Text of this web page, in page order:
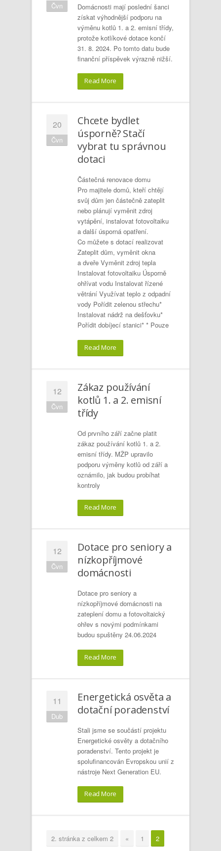
Čvn
Domácnosti mají poslední šanci
získat výhodnější podporu na
výměnu kotlů 1. a 2. emisní třídy,
protože kotlíkové dotace končí
31. 8. 2024. Po tomto datu bude
finanční příspěvek výrazně nižší.
Read More
20
Čvn
Chcete bydlet
úsporně? Stačí
vybrat tu správnou
dotaci
Částečná renovace domu
Pro majitele domů, kteří chtějí
svůj dům jen částečně zateplit
nebo plánují vyměnit zdroj
vytápění, instalovat fotovoltaiku
a další úsporná opatření.
Co můžete s dotací realizovat
Zateplit dům, vyměnit okna
a dveře Vyměnit zdroj tepla
Instalovat fotovoltaiku Úsporně
ohřívat vodu Instalovat řízené
větrání Využívat teplo z odpadní
vody Pořídit zelenou střechu*
Instalovat nádrž na dešťovku*
Pořídit dobíjecí stanici* * Pouze
Read More
12
Čvn
Zákaz používání
kotlů 1. a 2. emisní
třídy
Od prvního září začne platit
zákaz používání kotlů 1. a 2.
emisní třídy. MŽP upravilo
podporu výměny kotlů od září a
oznámilo, jak budou probíhat
kontroly
Read More
12
Čvn
Dotace pro seniory a
nízkopříjmové
domácnosti
Dotace pro seniory a
nízkopříjmové domácnosti na
zateplení domu a fotovoltaický
ohřev s novými podmínkami
budou spuštěny 24.06.2024
Read More
11
Dub
Energetická osvěta a
dotační poradenství
Stali jsme se součástí projektu
Energetické osvěty a dotačního
poradenství. Tento projekt je
spolufinancován Evropskou unií z
nástroje Next Generation EU.
Read More
2. stránka z celkem 2 « 1 2